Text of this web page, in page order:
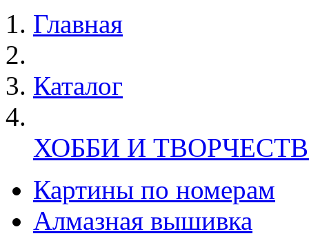
Главная
Каталог
ХОББИ И
Картины по номерам
Алмазная вышивка